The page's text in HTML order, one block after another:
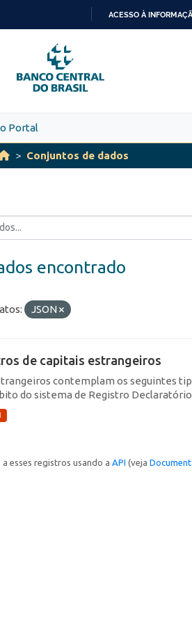
PARA
O
CONTEÚDO
ACESSO À
Portal
Conjuntos de dados
encontrado
JSON
de capitais estrangeiros
contemplam os seguintes
do sistema de Registro
esses registros usando a API (veja